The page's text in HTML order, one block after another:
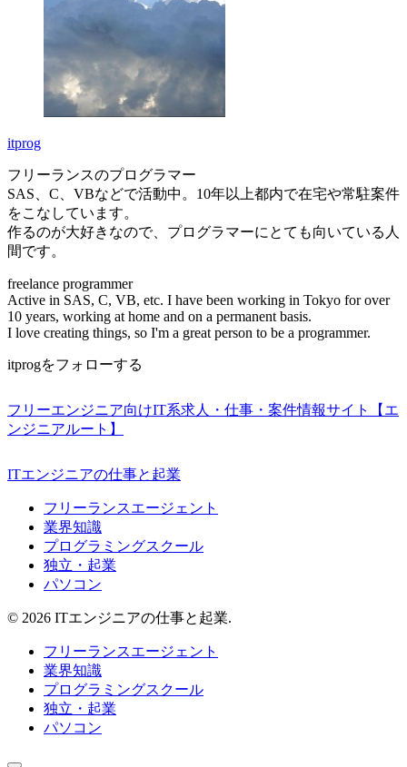
itprog
フリーランスのプログラマー
SAS、C、VBなどで活動中。10年以上都内で在宅や常駐案件
をこなしています。
作るのが大好きなので、プログラマーにとても向いている人
間です。
freelance programmer
Active in SAS, C, VB, etc. I have been working in Tokyo for over
10 years, working at home and on a permanent basis.
I love creating things, so I'm a great person to be a programmer.
itprogをフォローする
フリーエンジニア向けIT系求人・仕事・案件情報サイト【エ
ンジニアルート】
ITエンジニアの仕事と起業
フリーランスエージェント
業界知識
プログラミングスクール
独立・起業
パソコン
© 2026 ITエンジニアの仕事と起業.
フリーランスエージェント
業界知識
プログラミングスクール
独立・起業
パソコン